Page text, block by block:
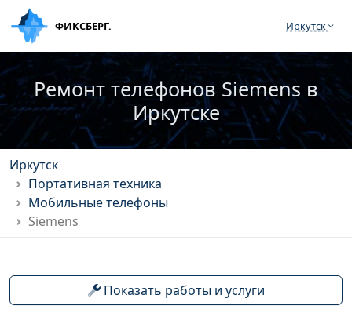
ФИКСБЕРГ. Иркутск
Ремонт телефонов Siemens в
Иркутске
Иркутск
Портативная техника
Мобильные телефоны
Siemens
Показать работы и услуги